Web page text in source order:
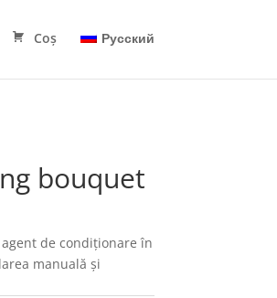
Coș Русский
bouquet
de condiționare în
manuală și